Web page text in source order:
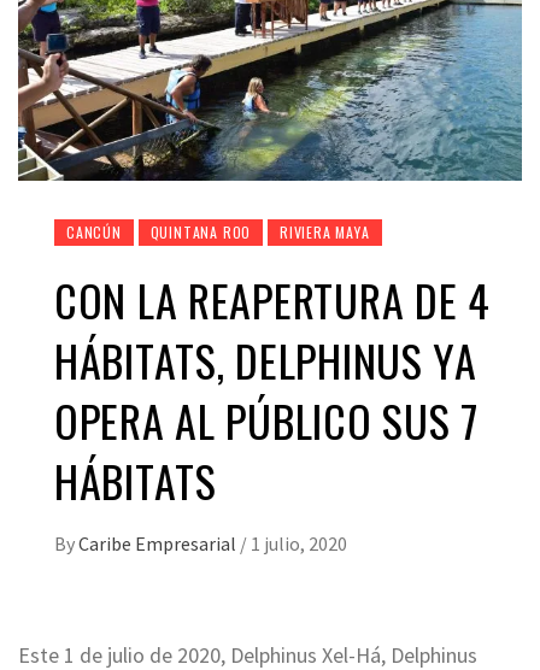
CANCÚN QUINTANA ROO RIVIERA MAYA
CON LA REAPERTURA DE 4
HÁBITATS, DELPHINUS YA
OPERA AL PÚBLICO SUS 7
HÁBITATS
ByCaribe Empresarial / 1 julio, 2020
Este 1 de julio de 2020, Delphinus Xel-Há, Delphinus